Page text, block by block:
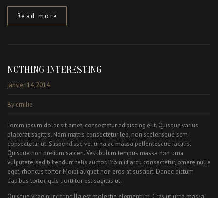
Read more
NOTHING INTERESTING
janvier 14, 2014
By emilie
Lorem ipsum dolor sit amet, consectetur adipiscing elit. Quisque varius
placerat sagittis. Nam mattis consectetur leo, non scelerisque sem
consectetur ut. Suspendisse vel urna ac massa pellentesque iaculis.
Quisque non pretium sapien. Vestibulum tempus massa non urna
vulputate, sed bibendum felis auctor. Proin id arcu consectetur, ornare nulla
eget, rhoncus tortor. Morbi aliquet non eros at suscipit. Donec dictum
dapibus tortor, quis porttitor est sagittis ut.